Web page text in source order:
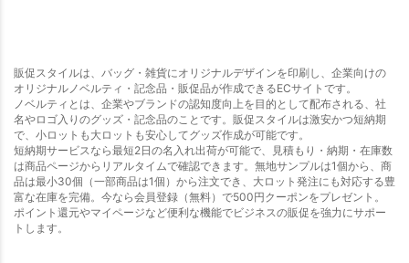
販促スタイルは、バッグ・雑貨にオリジナルデザインを印刷し、企業向けの
オリジナルノベルティ・記念品・販促品が作成できるECサイトです。
ノベルティとは、企業やブランドの認知度向上を目的として配布される、社
名やロゴ入りのグッズ・記念品のことです。販促スタイルは激安かつ短納期
で、小ロットも大ロットも安心してグッズ作成が可能です。
短納期サービスなら最短2日の名入れ出荷が可能で、見積もり・納期・在庫数
は商品ページからリアルタイムで確認できます。無地サンプルは1個から、商
品は最小30個（一部商品は1個）から注文でき、大ロット発注にも対応する豊
富な在庫を完備。今なら会員登録（無料）で500円クーポンをプレゼント。
ポイント還元やマイページなど便利な機能でビジネスの販促を強力にサポー
トします。